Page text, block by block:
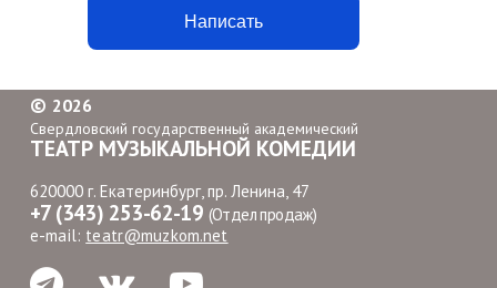
Написать
© 2026
Свердловский государственный академический
ТЕАТР МУЗЫКАЛЬНОЙ КОМЕДИИ
620000 г. Екатеринбург, пр. Ленина, 47
+7 (343) 253-62-19 (Отдел продаж)
e-mail: teatr@muzkom.net